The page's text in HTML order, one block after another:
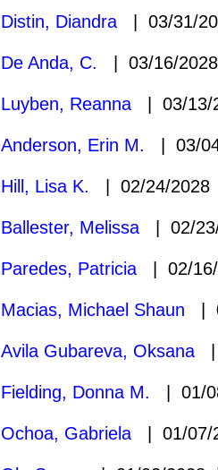
Distin, Diandra | 03/31/
De Anda, C. | 03/16/
Luyben, Reanna | 03/
Anderson, Erin M. | 03/
Hill, Lisa K. | 02/24/
Ballester, Melissa | 02/
Paredes, Patricia | 02/
Macias, Michael Shaun |
Avila Gubareva, Oksana |
Fielding, Donna M. | 01/
Ochoa, Gabriela | 01/